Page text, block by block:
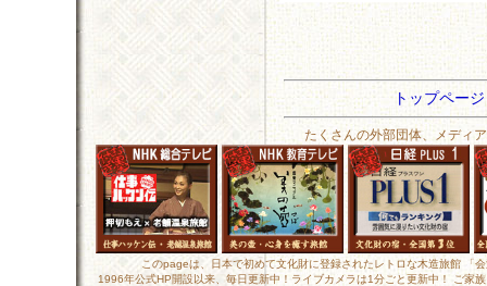
トップペー
たくさんの外部団体、メディ
このpageは、日本で初めて文化財に登録されたレトロな木造旅館
1996年公式HP開設以来、毎日更新中！ライブカメラは1分ごと更新中！ ご家